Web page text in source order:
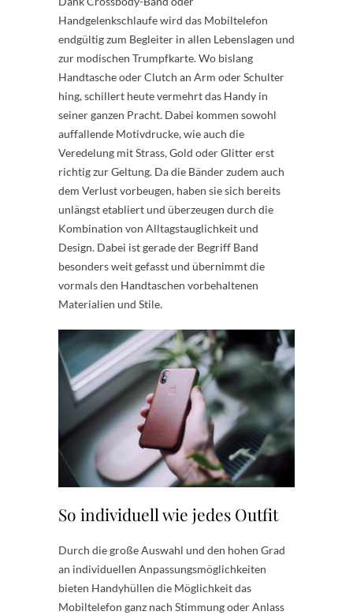
Handgelenkschlaufe wird das Mobiltelefon
endgültig zum Begleiter in allen Lebenslagen und
zur modischen Trumpfkarte. Wo bislang
Handtasche oder Clutch an Arm oder Schulter
hing, schillert heute vermehrt das Handy in
seiner ganzen Pracht. Dabei kommen sowohl
auffallende Motivdrucke, wie auch die
Veredelung mit Strass, Gold oder Glitter erst
richtig zur Geltung. Da die Bänder zudem auch
dem Verlust vorbeugen, haben sie sich bereits
unlängst etabliert und überzeugen durch die
Kombination von Alltagstauglichkeit und
Design. Dabei ist gerade der Begriff Band
besonders weit gefasst und übernimmt die
vormals den Handtaschen vorbehaltenen
Materialien und Stile.
So individuell wie jedes Outfit
Durch die große Auswahl und den hohen Grad
an individuellen Anpassungsmöglichkeiten
bieten Handyhüllen die Möglichkeit das
Mobiltelefon ganz nach Stimmung oder Anlass